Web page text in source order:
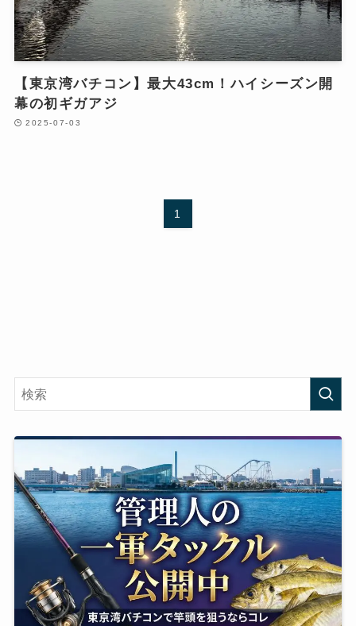
【東京湾バチコン】最大43cm！ハイシーズン開
幕の初ギガアジ
2025-07-03
1